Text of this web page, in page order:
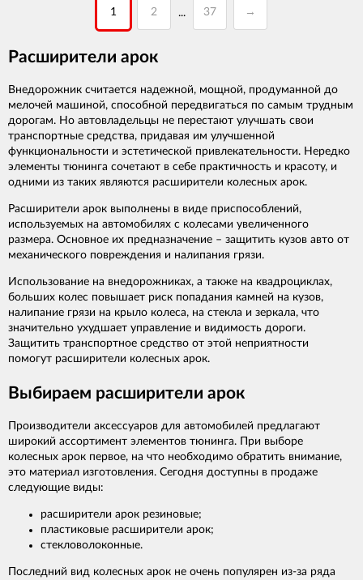
1 2 ... 37 →
Расширители арок
Внедорожник считается надежной, мощной, продуманной до
мелочей машиной, способной передвигаться по самым трудным
дорогам. Но автовладельцы не перестают улучшать свои
транспортные средства, придавая им улучшенной
функциональности и эстетической привлекательности. Нередко
элементы тюнинга сочетают в себе практичность и красоту, и
одними из таких являются расширители колесных арок.
Расширители арок выполнены в виде приспособлений,
используемых на автомобилях с колесами увеличенного
размера. Основное их предназначение – защитить кузов авто от
механического повреждения и налипания грязи.
Использование на внедорожниках, а также на квадроциклах,
больших колес повышает риск попадания камней на кузов,
налипание грязи на крыло колеса, на стекла и зеркала, что
значительно ухудшает управление и видимость дороги.
Защитить транспортное средство от этой неприятности
помогут расширители колесных арок.
Выбираем расширители арок
Производители аксессуаров для автомобилей предлагают
широкий ассортимент элементов тюнинга. При выборе
колесных арок первое, на что необходимо обратить внимание,
это материал изготовления. Сегодня доступны в продаже
следующие виды:
расширители арок резиновые;
пластиковые расширители арок;
стекловолоконные.
Последний вид колесных арок не очень популярен из-за ряда